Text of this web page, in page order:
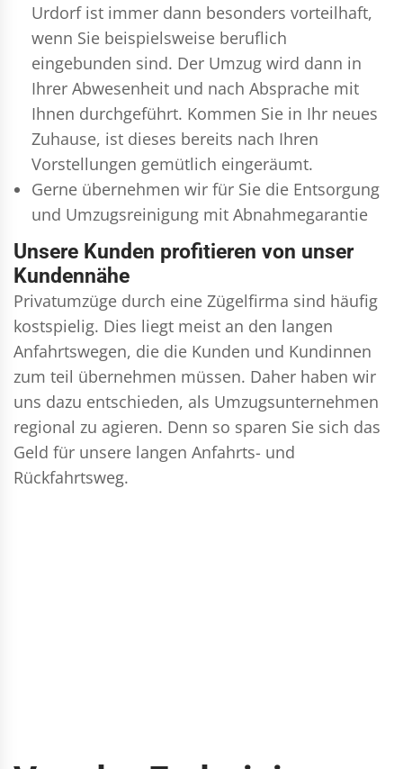
Urdorf ist immer dann besonders vorteilhaft,
wenn Sie beispielsweise beruflich
eingebunden sind. Der Umzug wird dann in
Ihrer Abwesenheit und nach Absprache mit
Ihnen durchgeführt. Kommen Sie in Ihr neues
Zuhause, ist dieses bereits nach Ihren
Vorstellungen gemütlich eingeräumt.
Gerne übernehmen wir für Sie die Entsorgung
und Umzugsreinigung mit Abnahmegarantie
Unsere Kunden profitieren von unser
Kundennähe
Privatumzüge durch eine Zügelfirma sind häufig
kostspielig. Dies liegt meist an den langen
Anfahrtswegen, die die Kunden und Kundinnen
zum teil übernehmen müssen. Daher haben wir
uns dazu entschieden, als Umzugsunternehmen
regional zu agieren. Denn so sparen Sie sich das
Geld für unsere langen Anfahrts- und
Rückfahrtsweg.